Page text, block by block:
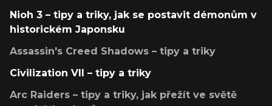
Nioh 3 – tipy a triky, jak se postavit démonům v
historickém Japonsku
Assassin's Creed Shadows – tipy a triky
Civilization VII – tipy a triky
Arc Raiders – tipy a triky, jak přežít ve světě